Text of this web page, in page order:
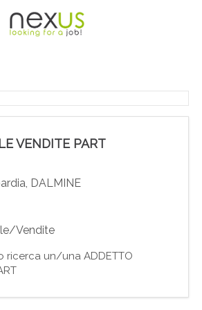
VENDITE PART
, DALMINE
Vendite
ricerca un/una ADDETTO
operante nel settore
La risorsa si occuperà